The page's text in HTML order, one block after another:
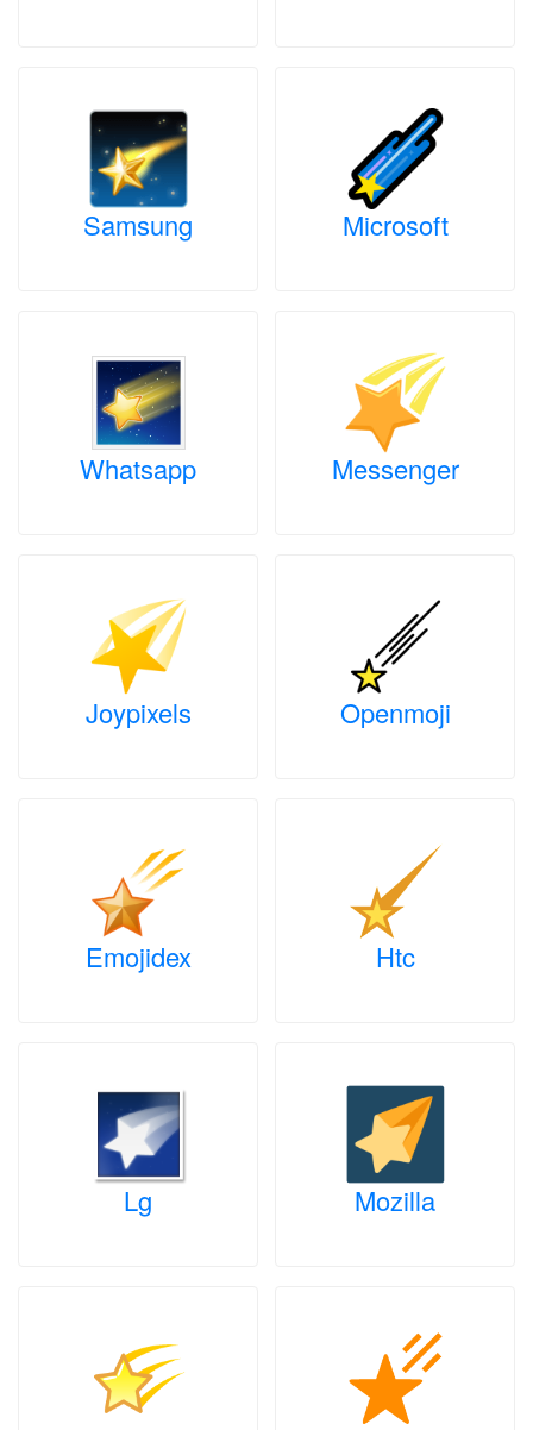
Samsung Microsoft
Whatsapp Messenger
Joypixels Openmoji
Emojidex Htc
Lg Mozilla